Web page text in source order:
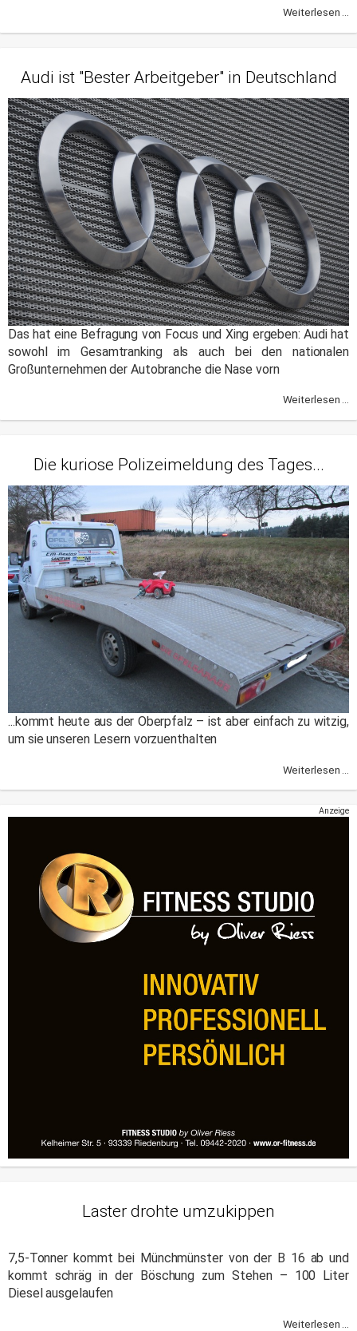
Weiterlesen ...
Audi ist "Bester Arbeitgeber" in Deutschland
Das hat eine Befragung von Focus und Xing ergeben: Audi hat
sowohl im Gesamtranking als auch bei den nationalen
Großunternehmen der Autobranche die Nase vorn
Weiterlesen ...
Die kuriose Polizeimeldung des Tages...
...kommt heute aus der Oberpfalz – ist aber einfach zu witzig,
um sie unseren Lesern vorzuenthalten
Weiterlesen ...
Anzeige
Laster drohte umzukippen
7,5-Tonner kommt bei Münchmünster von der B 16 ab und
kommt schräg in der Böschung zum Stehen – 100 Liter
Diesel ausgelaufen
Weiterlesen ...